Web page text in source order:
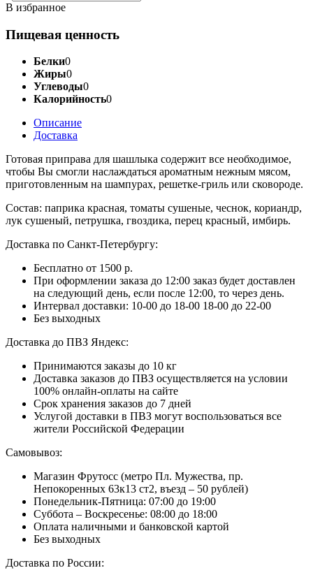
В избранное
Пищевая ценность
Белки0
Жиры0
Углеводы0
Калорийность0
Описание
Доставка
Готовая приправа для шашлыка содержит все необходимое,
чтобы Вы смогли наслаждаться ароматным нежным мясом,
приготовленным на шампурах, решетке-гриль или сковороде.
Состав: паприка красная, томаты сушеные, чеснок, кориандр,
лук сушеный, петрушка, гвоздика, перец красный, имбирь.
Доставка по Санкт-Петербургу:
Бесплатно от 1500 р.
При оформлении заказа до 12:00 заказ будет доставлен
на следующий день, если после 12:00, то через день.
Интервал доставки: 10-00 до 18-00 18-00 до 22-00
Без выходных
Доставка до ПВЗ Яндекс:
Принимаются заказы до 10 кг
Доставка заказов до ПВЗ осуществляется на условии
100% онлайн-оплаты на сайте
Срок хранения заказов до 7 дней
Услугой доставки в ПВЗ могут воспользоваться все
жители Российской Федерации
Самовывоз:
Магазин Фрутосс (метро Пл. Мужества, пр.
Непокоренных 63к13 ст2, въезд – 50 рублей)
Понедельник-Пятница: 07:00 до 19:00
Суббота – Воскресенье: 08:00 до 18:00
Оплата наличными и банковской картой
Без выходных
Доставка по России: